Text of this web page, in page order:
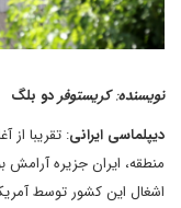
نویسنده:کریستوفردو بلگ
دیپلماسی ایرانی: تقریبا
منطقه، ایران جزیره